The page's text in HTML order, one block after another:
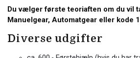
Du vælger første teoriaften om du vil
Manuelgear, Automatgear eller kode
Diverse udgifter